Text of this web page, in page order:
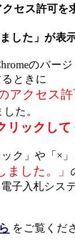
セス許可を
した」が表
のバー
ときに
アクセス
た。
リックし
ク」や「×
ました。」
子入札シス
をご覧く